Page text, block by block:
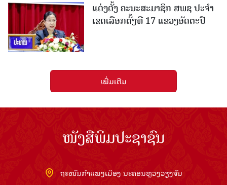
ແຕ່ງຕັ້ງ ຄະນະສະມາຊິກ ສພຊ ປະຈຳ
ເຂດເລືອກຕັ້ງທີ 17 ແຂວງອັດຕະປື
ເພີ່ມເຕີມ
ໜັງສືພິມປະຊາຊົນ
ຖະໜົນກຳແພງເມືອງ ນະຄອນຫຼວງວຽງຈັນ